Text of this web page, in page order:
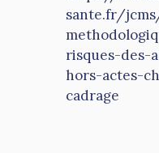
sante.fr/
risques-des-
hors-actes-
cadrage